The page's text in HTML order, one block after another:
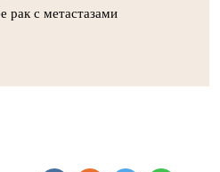
рак с метастазами